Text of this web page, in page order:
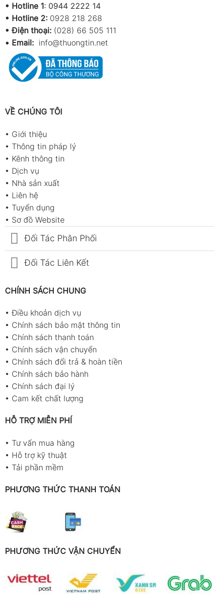
• Hotline 1: 0944 2222 14
• Hotline 2: 0928 218 268
• Điện thoại: (028) 66 505 111
• Email: info@thuongtin.net
VỀ CHÚNG TÔI
• Giới thiệu
• Thông tin pháp lý
• Kênh thông tin
• Dịch vụ
• Nhà sản xuất
• Liên hệ
• Tuyển dụng
• Sơ đồ Website
Đối Tác Phân Phối
Đối Tác Liên Kết
CHÍNH SÁCH CHUNG
•Điều khoản dịch vụ
• Chính sách bảo mật thông tin
• Chính sách thanh toán
• Chính sách vận chuyển
• Chính sách đổi trả & hoàn tiền
• Chính sách bảo hành
• Chính sách đại lý
• Cam kết chất lượng
HỖ TRỢ MIỄN PHÍ
• Tư vấn mua hàng
• Hỗ trợ kỹ thuật
• Tải phần mềm
PHƯƠNG THỨC THANH TOÁN
PHƯƠNG THỨC VẬN CHUYỂN